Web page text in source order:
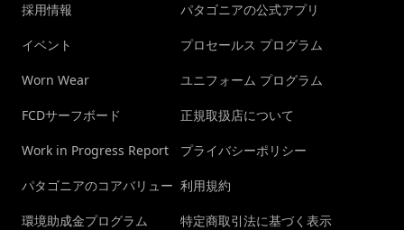
採用情報
イベント
Worn Wear
FCDサーフボード
Work in Progress Report
パタゴニアのコアバリュー
環境助成金プログラム
パタゴニアの公式アプリ
プロセールス プログラム
ユニフォーム プログラム
正規取扱店について
プライバシーポリシー
利用規約
特定商取引法に基づく表示